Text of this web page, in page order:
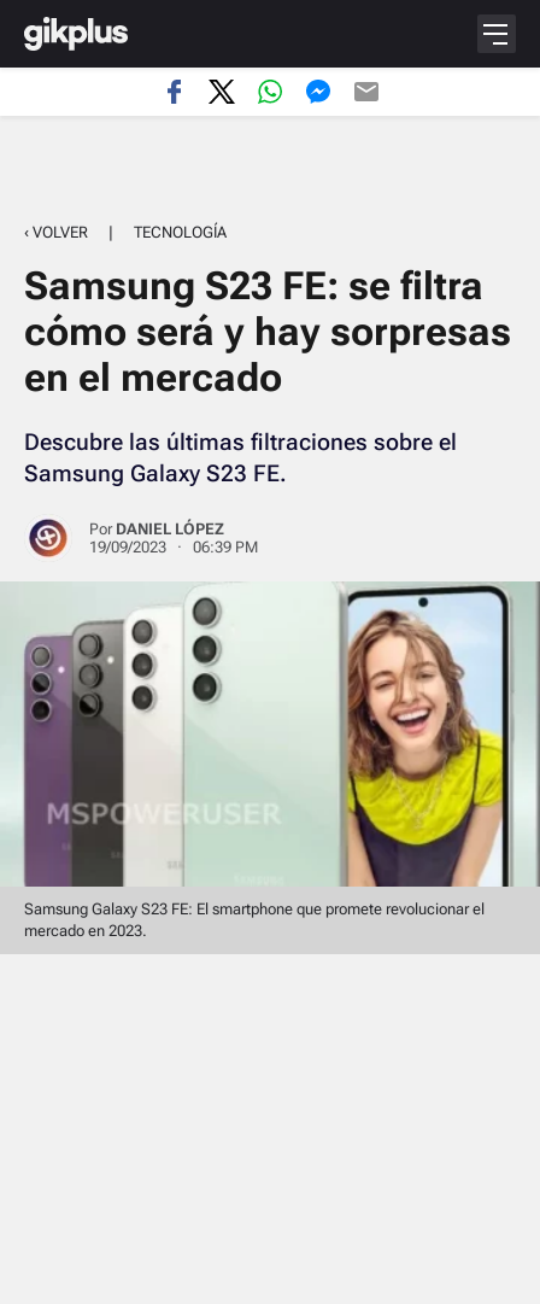
‹ VOLVER | TECNOLOGÍA
Samsung S23 FE: se filtra
cómo será y hay sorpresas
en el mercado
Descubre las últimas filtraciones sobre el
Samsung Galaxy S23 FE.
Por DANIEL LÓPEZ
19/09/2023 · 06:39 PM
Samsung Galaxy S23 FE: El smartphone que promete revolucionar el
mercado en 2023.